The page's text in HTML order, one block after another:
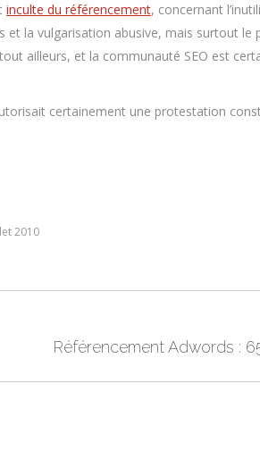
inculte du référencement, concernant
la vulgarisation abusive, mais surtout le
ailleurs, et la communauté SEO est
certainement une protestation
2010
Référencement Adwords :